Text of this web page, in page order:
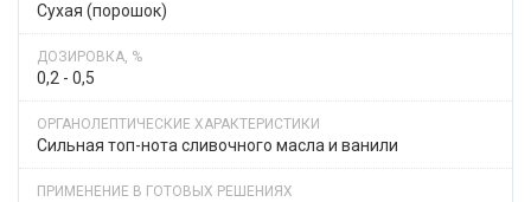
Сухая (порошок)
0,2 - 0,5
Сильная топ-нота сливочного масла и ванили